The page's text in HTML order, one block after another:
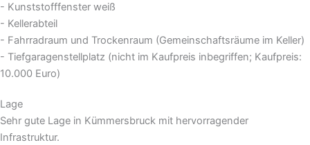
- Kunststofffenster weiß
- Kellerabteil
- Fahrradraum und Trockenraum (Gemeinschaftsräume im Keller)
- Tiefgaragenstellplatz (nicht im Kaufpreis inbegriffen; Kaufpreis:
10.000 Euro)
Lage
Sehr gute Lage in Kümmersbruck mit hervorragender
Infrastruktur.